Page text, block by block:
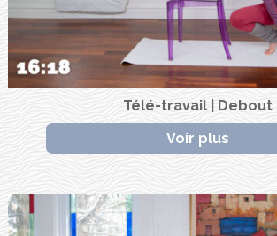
Télé-travail | Debout
Voir plus